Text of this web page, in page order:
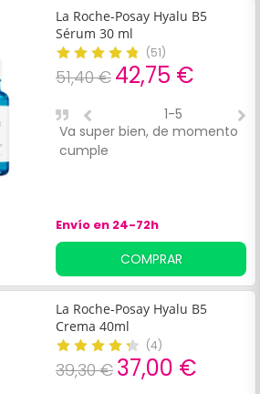
La Roche-Posay Hyalu B5
Sérum 30 ml
(51)
51,40 € 42,75 €
Va super bien, de momento
cumple
1-5
Envío en 24-72h
COMPRAR
La Roche-Posay Hyalu B5
Crema 40ml
(4)
39,30 € 37,00 €